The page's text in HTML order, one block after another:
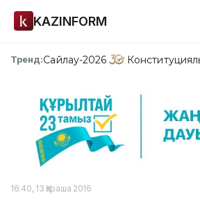
KAZINFORM
Тренд:Сайлау-2026
16:40, 13 Қараша 2016